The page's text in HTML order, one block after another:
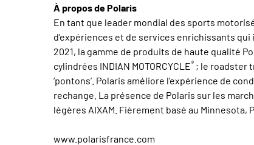
À propos de Polaris
En tant que leader mondial des sports
d'expériences et de services enrichissants qui
2021, la gamme de produits de haute qualité
cylindrées INDIAN MOTORCYCLE®; le roadster
‘pontons’. Polaris améliore l'expérience de
rechange. La présence de Polaris sur les
légères AIXAM. Fièrement basé au Minnesota,
www.polarisfrance.com